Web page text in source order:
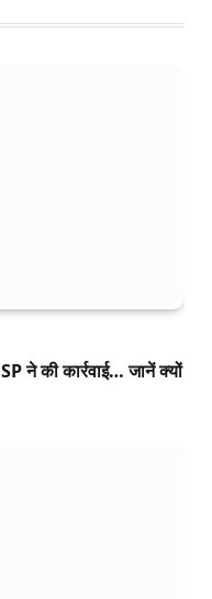
ने की कार्रवाई… जानें क्यों